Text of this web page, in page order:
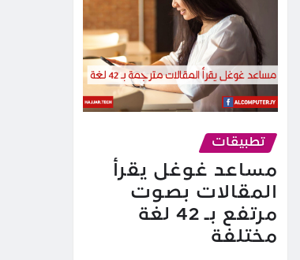
تطبيقات
مساعد غوغل يقرأ
المقالات بصوت
مرتفع بـ 42 لغة
مختلفة